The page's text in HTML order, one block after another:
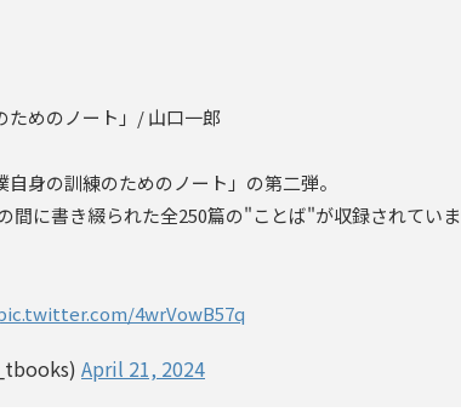
めのノート」/ 山口一郎
身の訓練のためのノート」の第二弾。
間に書き綴られた全250篇の"ことば"が収録されていま
4wrVowB57q
April 21, 2024